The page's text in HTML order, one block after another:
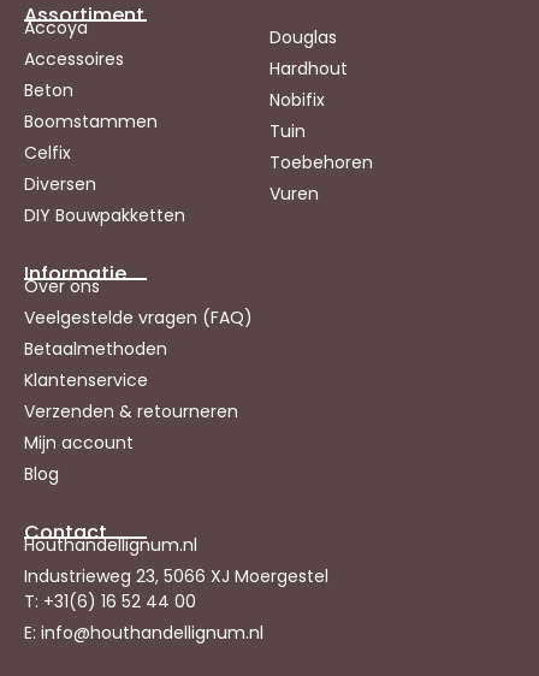
Assortiment
Accoya
Accessoires
Beton
Boomstammen
Celfix
Diversen
DIY Bouwpakketten
Douglas
Hardhout
Nobifix
Tuin
Toebehoren
Vuren
Informatie
Over ons
Veelgestelde vragen (FAQ)
Betaalmethoden
Klantenservice
Verzenden & retourneren
Mijn account
Blog
Contact
Houthandellignum.nl
Industrieweg 23, 5066 XJ Moergestel
T: +31(6) 16 52 44 00
E: info@houthandellignum.nl